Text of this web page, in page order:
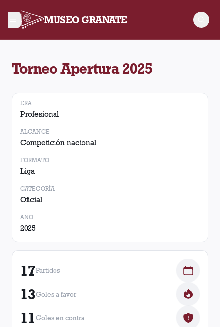
MUSEO GRANATE
Torneo Apertura 2025
ERA
Profesional
ALCANCE
Competición nacional
FORMATO
Liga
CATEGORÍA
Oficial
AÑO
2025
17Partidos
13Goles a favor
11Goles en contra